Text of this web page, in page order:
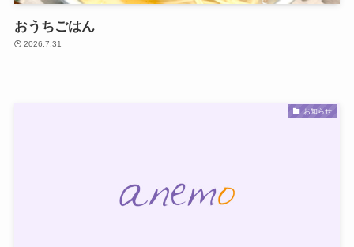
おうちごはん
2026.7.31
お知らせ